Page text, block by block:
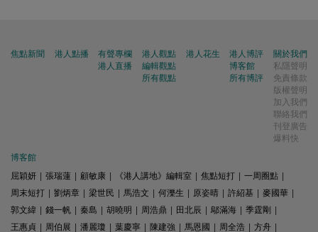
焦點新聞 港人點播
有聲專欄
港人直播
港人觀點
編輯觀點
所有觀點
港人花生
港人博評
博客館
所有博評
關於我們
私隱聲明
免責條款
版權聲明
加入我們
聯絡我們
刊登廣告
爆料快
博客館
屈穎妍
張瑞蓮 顧敏康 《港人講地》編輯室 焦點短打 一周圈點
周末短打
劉炳章 梁世民 馬浩文 何濼生 原姿晴 許紹基 麥國華
郭文緯
錢一帆 秦島 胡曉明 周浩鼎 田北辰 鄔滿海 季霆剛
王惠貞
周伯展 潘麗瓊 葉慶寧 陳建強 馬恩國 周全浩 方舟